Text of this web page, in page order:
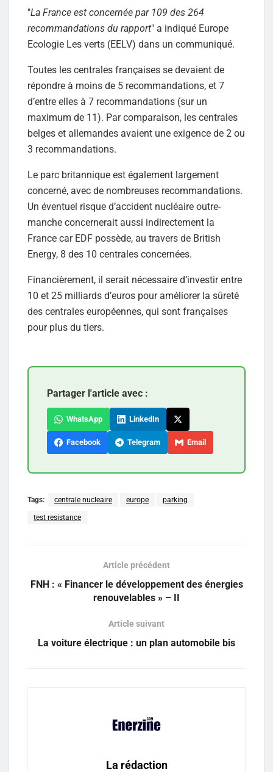
"La France est concernée par 109 des 264
recommandations du rapport" a indiqué Europe
Ecologie Les verts (EELV) dans un communiqué.
Toutes les centrales françaises se devaient de
répondre à moins de 5 recommandations, et 7
d’entre elles à 7 recommandations (sur un
maximum de 11). Par comparaison, les centrales
belges et allemandes avaient une exigence de 2 ou
3 recommandations.
Le parc britannique est également largement
concerné, avec de nombreuses recommandations.
Un éventuel risque d’accident nucléaire outre-
manche concernerait aussi indirectement la
France car EDF possède, au travers de British
Energy, 8 des 10 centrales concernées.
Financièrement, il serait nécessaire d’investir entre
10 et 25 milliards d’euros pour améliorer la sûreté
des centrales européennes, qui sont françaises
pour plus du tiers.
Partager l'article avec :
WhatsApp LinkedIn
Facebook Telegram Email
Tags: centrale nucleaire europe parking
test resistance
Article précédent
FNH : « Financer le développement des énergies
renouvelables » – II
Article suivant
La voiture électrique : un plan automobile bis
La rédaction